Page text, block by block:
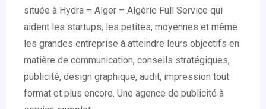
située à Hydra – Alger – Algérie Full Service qui
aident les startups, les petites, moyennes et même
les grandes entreprise à atteindre leurs objectifs en
matière de communication, conseils stratégiques,
publicité, design graphique, audit, impression tout
format et plus encore. Une agence de publicité à